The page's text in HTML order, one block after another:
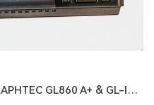
【方案推荐】告别天价测试！GRAPHTEC GL860 A+ & GL-IV10A-4S，精准拿捏48V系统μA级电流